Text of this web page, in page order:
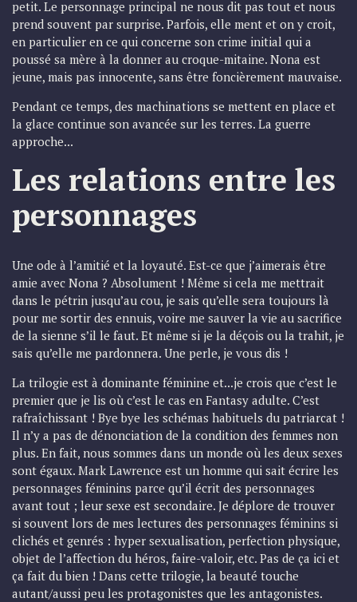
petit. Le personnage principal ne nous dit pas tout et nous
prend souvent par surprise. Parfois, elle ment et on y croit,
en particulier en ce qui concerne son crime initial qui a
poussé sa mère à la donner au croque-mitaine. Nona est
jeune, mais pas innocente, sans être foncièrement mauvaise.
Pendant ce temps, des machinations se mettent en place et
la glace continue son avancée sur les terres. La guerre
approche...
Les relations entre les
personnages
Une ode à l’amitié et la loyauté. Est-ce que j’aimerais être
amie avec Nona ? Absolument ! Même si cela me mettrait
dans le pétrin jusqu’au cou, je sais qu’elle sera toujours là
pour me sortir des ennuis, voire me sauver la vie au sacrifice
de la sienne s’il le faut. Et même si je la déçois ou la trahit, je
sais qu’elle me pardonnera. Une perle, je vous dis !
La trilogie est à dominante féminine et...je crois que c’est le
premier que je lis où c’est le cas en Fantasy adulte. C’est
rafraîchissant ! Bye bye les schémas habituels du patriarcat !
Il n’y a pas de dénonciation de la condition des femmes non
plus. En fait, nous sommes dans un monde où les deux sexes
sont égaux. Mark Lawrence est un homme qui sait écrire les
personnages féminins parce qu’il écrit des personnages
avant tout ; leur sexe est secondaire. Je déplore de trouver
si souvent lors de mes lectures des personnages féminins si
clichés et genrés : hyper sexualisation, perfection physique,
objet de l’affection du héros, faire-valoir, etc. Pas de ça ici et
ça fait du bien ! Dans cette trilogie, la beauté touche
autant/aussi peu les protagonistes que les antagonistes.